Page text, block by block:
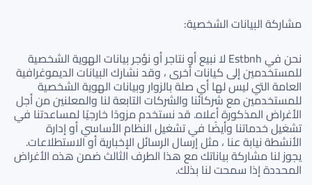
مشاركة البيانات الشخصية:
نحن في Estbnh لا نبيع أو نتاجر أو نؤجر بيانات الهوية الشخصية
للمستخدمين إلى كيانات أخرى ، وقد نشارك البيانات الديموغرافية
العامة التي ليس لها أي صلة بالزوار وبيانات الهوية الشخصية
للمستخدمين مع شركائنا والشركات التابعة لنا والمعلنين من أجل
الأغراض المذكورة أعلاه. قد نستخدم مزودًا خارجيًا لمساعدتنا في
تشغيل خدماتنا وأيضًا في تشغيل النظام الأساسي أو إدارة
الأنشطة نيابة عنا ، مثل إرسال الرسائل الإخبارية أو الاستطلاعات.
يجوز لنا مشاركة بياناتك مع هذا الطرف الثالث ضمن هذه الأغراض
المحددة إذا سمحت لنا بذلك.